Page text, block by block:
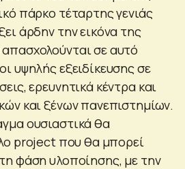
πάρκο τέταρτης γενιάς
άρδην την εικόνα της
σε αυτό
υψηλής εξειδίκευσης σε
ερευνητικά κέντρα και
και ξένων πανεπιστημίων.
ουσιαστικά θα
project που θα μπορεί
φάση υλοποίησης, με την